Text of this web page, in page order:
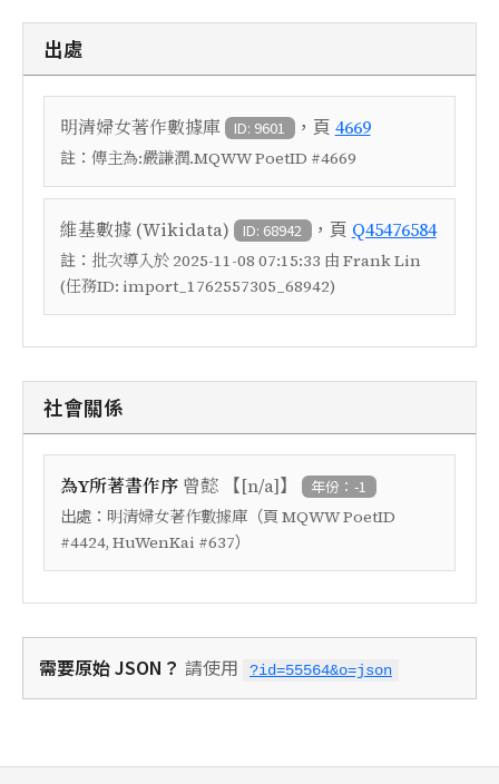
出處
明清婦女著作數據庫 ID: 9601 ，頁 4669
註： 傳主為:嚴謙潤.MQWW PoetID #4669
維基數據 (Wikidata) ID: 68942 ，頁 Q45476584
註： 批次導入於 2025-11-08 07:15:33 由 Frank Lin
(任務ID: import_1762557305_68942)
社會關係
為Y所著書作序 曾懿 【[n/a]】 年份：-1
出處： 明清婦女著作數據庫 （頁 MQWW PoetID
#4424, HuWenKai #637）
需要原始 JSON？ 請使用 ?id=55564&o=json